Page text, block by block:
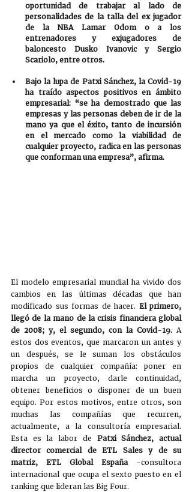
oportunidad de trabajar al lado de
personalidades de la talla del ex jugador
de la NBA Lamar Odom o a los
entrenadores y exjugadores de
baloncesto Dusko Ivanovic y Sergio
Scariolo, entre otros.
Bajo la lupa de Patxi Sánchez, la Covid-19
ha traído aspectos positivos en ámbito
empresarial: “se ha demostrado que las
empresas y las personas deben de ir de la
mano ya que el éxito, tanto de incursión
en el mercado como la viabilidad de
cualquier proyecto, radica en las personas
que conforman una empresa”, afirma.
El modelo empresarial mundial ha vivido dos
cambios en las últimas décadas que han
modificado sus formas de hacer. El primero,
llegó de la mano de la crisis financiera global
de 2008; y, el segundo, con la Covid-19. A
estos dos eventos, que marcaron un antes y
un después, se le suman los obstáculos
propios de cualquier compañía: poner en
marcha un proyecto, darle continuidad,
obtener beneficios o disponer de un buen
equipo. Por estos motivos, entre otros, son
muchas las compañías que recurren,
actualmente, a la consultoría empresarial.
Esta es la labor de Patxi Sánchez, actual
director comercial de ETL Sales y de su
matriz, ETL Global España -consultora
internacional que ocupa el sexto puesto en el
ranking que lideran las Big Four.